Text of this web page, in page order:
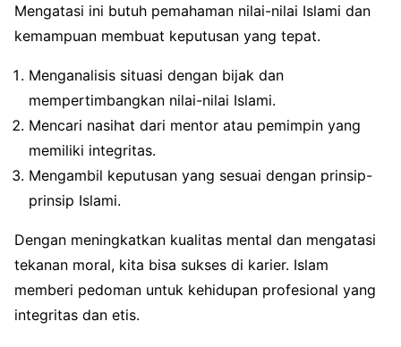
Mengatasi ini butuh pemahaman nilai-nilai Islami dan
kemampuan membuat keputusan yang tepat.
Menganalisis situasi dengan bijak dan
mempertimbangkan nilai-nilai Islami.
Mencari nasihat dari mentor atau pemimpin yang
memiliki integritas.
Mengambil keputusan yang sesuai dengan prinsip-
prinsip Islami.
Dengan meningkatkan kualitas mental dan mengatasi
tekanan moral, kita bisa sukses di karier. Islam
memberi pedoman untuk kehidupan profesional yang
integritas dan etis.